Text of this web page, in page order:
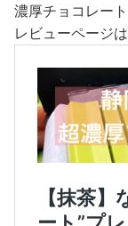
濃厚チョコレー
レビューページ